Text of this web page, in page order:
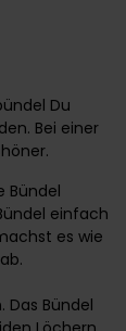
Du
Bei einer
Bündel
einfach
es wie
Das Bündel